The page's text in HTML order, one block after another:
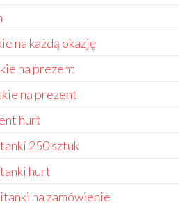
na każdą okazję
na prezent
na prezent
hurt
250 sztuk
hurt
na zamówienie